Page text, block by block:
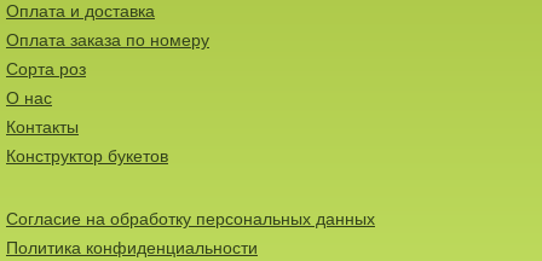
Оплата и доставка
Оплата заказа по номеру
Сорта роз
О нас
Контакты
Конструктор букетов
Согласие на обработку персональных данных
Политика конфиденциальности